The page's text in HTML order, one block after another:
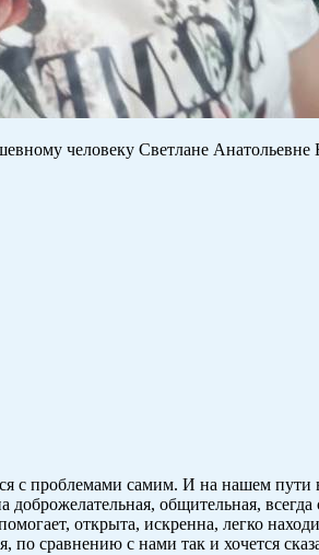
человеку Светлане Анатольевне
с проблемами самим. И на нашем
доброжелательная, общительная,
открыта, искренна, легко
по сравнению с нами так и хочется